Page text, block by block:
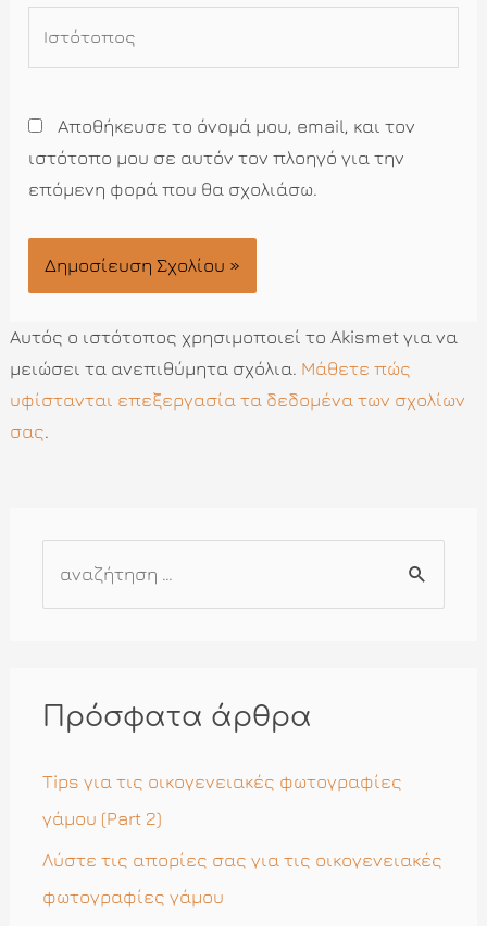
Αποθήκευσε το όνομά μου, email, και τον
ιστότοπο μου σε αυτόν τον πλοηγό για την
επόμενη φορά που θα σχολιάσω.
Αυτός ο ιστότοπος χρησιμοποιεί το Akismet για να
μειώσει τα ανεπιθύμητα σχόλια. Μάθετε πώς
υφίστανται επεξεργασία τα δεδομένα των σχολίων
σας.
ή
η
σ
η
γ
Πρόσφατα άρθρα
Tips για τις οικογενειακές φωτογραφίες
γάμου (Part 2)
Λύστε τις απορίες σας για τις οικογενειακές
φωτογραφίες γάμου